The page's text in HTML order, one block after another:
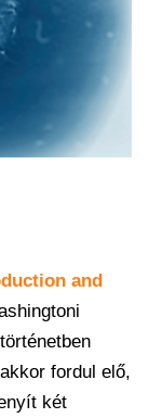
and
fordul elő,
két